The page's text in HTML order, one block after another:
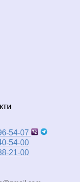
54-07
54-00
21-00